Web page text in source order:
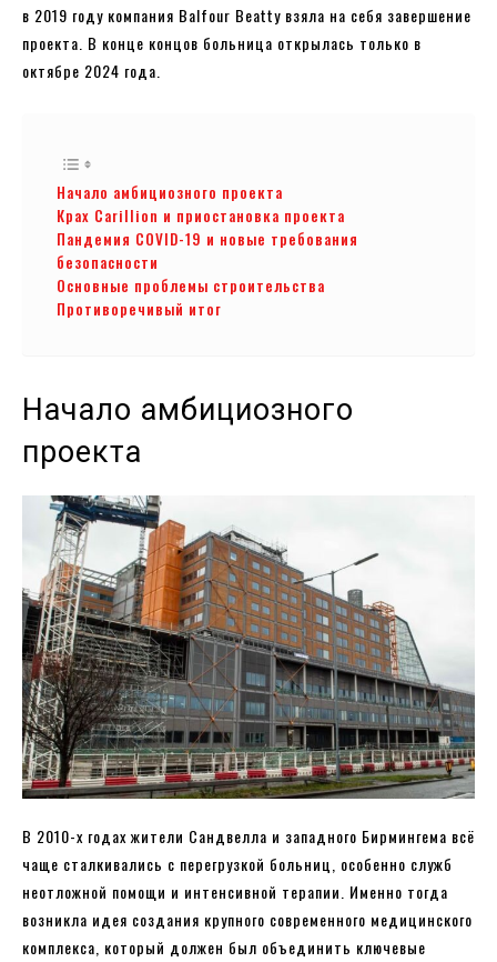
в 2019 году компания Balfour Beatty взяла на себя завершение
проекта. В конце концов больница открылась только в
октябре 2024 года.
Начало амбициозного проекта
Крах Carillion и приостановка проекта
Пандемия COVID-19 и новые требования
безопасности
Основные проблемы строительства
Противоречивый итог
Начало амбициозного
проекта
В 2010-х годах жители Сандвелла и западного Бирмингема всё
чаще сталкивались с перегрузкой больниц, особенно служб
неотложной помощи и интенсивной терапии. Именно тогда
возникла идея создания крупного современного медицинского
комплекса, который должен был объединить ключевые